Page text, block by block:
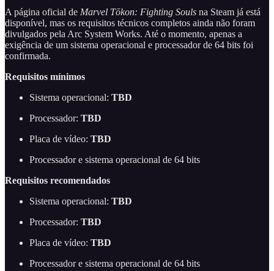
A página oficial de Marvel Tōkon: Fighting Souls na Steam já está
disponível, mas os requisitos técnicos completos ainda não foram
divulgados pela Arc System Works. Até o momento, apenas a
exigência de um sistema operacional e processador de 64 bits foi
confirmada.
Requisitos mínimos
Sistema operacional: TBD
Processador: TBD
Placa de vídeo: TBD
Processador e sistema operacional de 64 bits
Requisitos recomendados
Sistema operacional: TBD
Processador: TBD
Placa de vídeo: TBD
Processador e sistema operacional de 64 bits